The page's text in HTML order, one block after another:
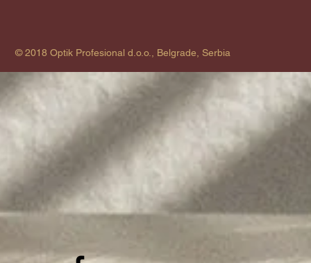
© 2018 Optik Profesional d.o.o., Belgrade, Serbia